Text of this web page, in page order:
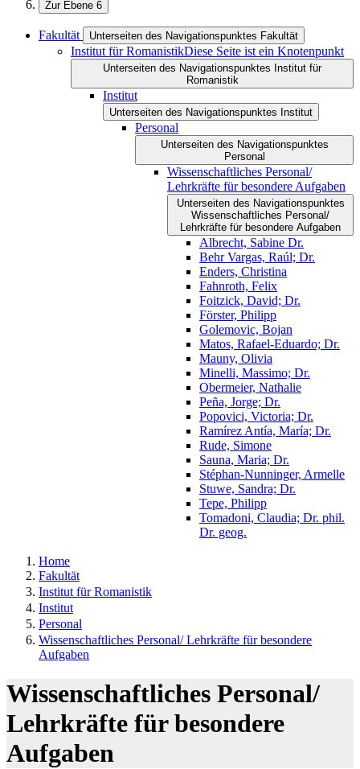
Zur Ebene 6
Fakultät Unterseiten des Navigationspunktes Fakultät
Institut für RomanistikDiese Seite ist ein Knotenpunkt
Unterseiten des Navigationspunktes Institut für
Romanistik
Institut
Unterseiten des Navigationspunktes Institut
Personal
Unterseiten des Navigationspunktes
Personal
Wissenschaftliches Personal/
Lehrkräfte für besondere Aufgaben
Unterseiten des Navigationspunktes
Wissenschaftliches Personal/
Lehrkräfte für besondere Aufgaben
Albrecht, Sabine Dr.
Behr Vargas, Raúl; Dr.
Enders, Christina
Fahnroth, Felix
Foitzick, David; Dr.
Förster, Philipp
Golemovic, Bojan
Matos, Rafael-Eduardo; Dr.
Mauny, Olivia
Minelli, Massimo; Dr.
Obermeier, Nathalie
Peña, Jorge; Dr.
Popovici, Victoria; Dr.
Ramírez Antía, María; Dr.
Rude, Simone
Sauna, Maria; Dr.
Stéphan-Nunninger, Armelle
Stuwe, Sandra; Dr.
Tepe, Philipp
Tomadoni, Claudia; Dr. phil.
Dr. geog.
Home
Fakultät
Institut für Romanistik
Institut
Personal
Wissenschaftliches Personal/ Lehrkräfte für besondere
Aufgaben
Wissenschaftliches Personal/
Lehrkräfte für besondere
Aufgaben